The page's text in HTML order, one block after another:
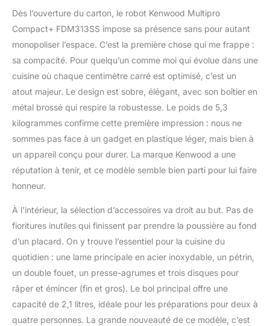
venir avec un moulin à
verre. Offre tous les
culinaire plus grand dans
un petit format Fouet en
métal à double batteur,
outil à pâte et 3 disques
à trancher/râper pour le
robot culinaire – Offrant
une performance
supérieure pour battre
les blancs d'œufs, la
crème et faire de la pâte.
Kenwood est non
meilleur résultat final
Dès l’ouverture du carton, le robot Kenwood Multipro
Compact+ FDM313SS impose sa présence sans pour autant
monopoliser l’espace. C’est la première chose qui me frappe :
sa compacité. Pour quelqu’un comme moi qui évolue dans une
cuisine où chaque centimètre carré est optimisé, c’est un
atout majeur. Le design est sobre, élégant, avec son boîtier en
métal brossé qui respire la robustesse. Le poids de 5,3
kilogrammes confirme cette première impression : nous ne
sommes pas face à un gadget en plastique léger, mais bien à
un appareil conçu pour durer. La marque Kenwood a une
réputation à tenir, et ce modèle semble bien parti pour lui faire
honneur.
À l’intérieur, la sélection d’accessoires va droit au but. Pas de
fioritures inutiles qui finissent par prendre la poussière au fond
d’un placard. On y trouve l’essentiel pour la cuisine du
quotidien : une lame principale en acier inoxydable, un pétrin,
un double fouet, un presse-agrumes et trois disques pour
râper et émincer (fin et gros). Le bol principal offre une
capacité de 2,1 litres, idéale pour les préparations pour deux à
quatre personnes. La grande nouveauté de ce modèle, c’est